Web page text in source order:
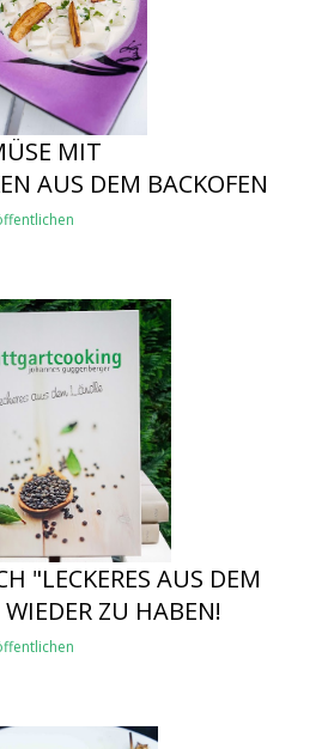
MIT
AUS DEM BACKOFEN
"LECKERES AUS DEM
ZU HABEN!